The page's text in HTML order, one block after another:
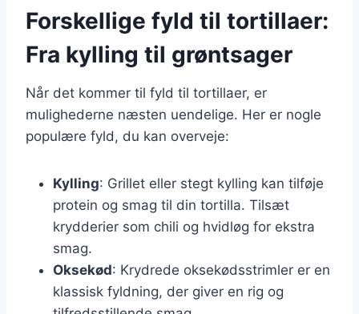
Forskellige fyld til tortillaer:
Fra kylling til grøntsager
Når det kommer til fyld til tortillaer, er
mulighederne næsten uendelige. Her er nogle
populære fyld, du kan overveje:
Kylling: Grillet eller stegt kylling kan tilføje
protein og smag til din tortilla. Tilsæt
krydderier som chili og hvidløg for ekstra
smag.
Oksekød: Krydrede oksekødsstrimler er en
klassisk fyldning, der giver en rig og